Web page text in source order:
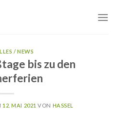
/ NEWS
bis zu den
12. MAI 2021 VON HASSEL